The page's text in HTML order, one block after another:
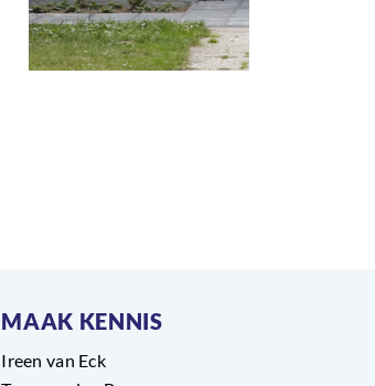
MAAK KENNIS
Ireen van Eck